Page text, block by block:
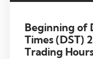
Beginning of
Times (DST)
Trading